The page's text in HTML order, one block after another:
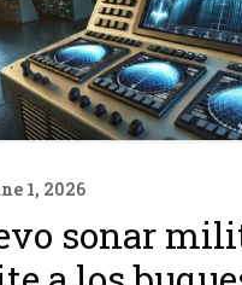
1, 2026
sonar